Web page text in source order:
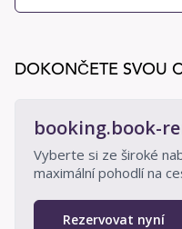
DOKONČETE SVOU
booking.book-
Vyberte si ze široké
maximální pohodlí na
Rezervovat nyní